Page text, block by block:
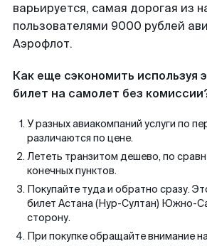
варьируется, самая дорогая из
пользователями 9000 рублей
Аэрофлот.
Как еще сэкономить используя
билет на самолет без
У разных авиакомпаний услуги по
различаются по цене.
Лететь транзитом дешево, по
конечных пунктов.
Покупайте туда и обратно сразу.
билет Астана (Нур-Султан) Южно-
сторону.
При покупке обращайте внимание